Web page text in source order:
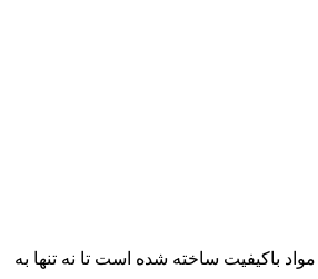
باکیفیت ساخته شده است تا نه تنها به